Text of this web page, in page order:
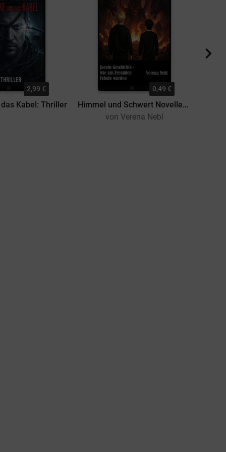
2,99 €
Kabel: Thriller
0,49 €
Himmel und Schwert Novellen: Jacobs Geschichte - wie aus Freunden Feinde wurden
von Verena Nebl